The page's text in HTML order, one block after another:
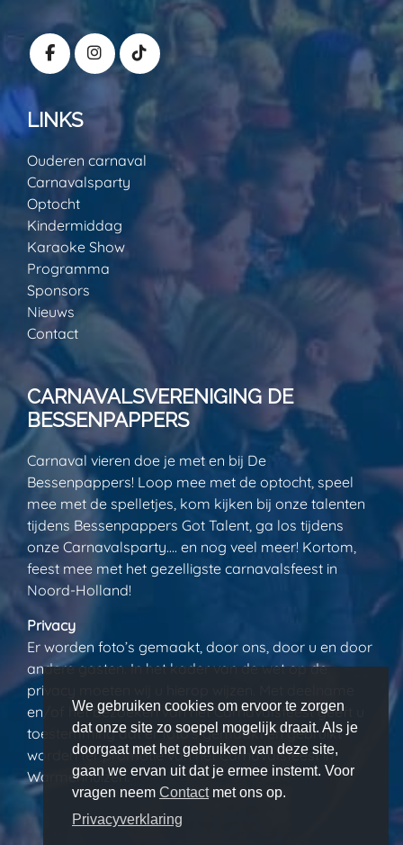
LINKS
Ouderen carnaval
Carnavalsparty
Optocht
Kindermiddag
Karaoke Show
Programma
Sponsors
Nieuws
Contact
CARNAVALSVERENIGING DE
BESSENPAPPERS
Carnaval vieren doe je met en bij De
Bessenpappers! Loop mee met de optocht, speel
mee met de spelletjes, kom kijken bij onze talenten
tijdens Bessenpappers Got Talent, ga los tijdens
onze Carnavalsparty…. en nog veel meer! Kortom,
feest mee met het gezelligste carnavalsfeest in
Noord-Holland!
Privacy
Er worden foto’s gemaakt, door ons, door u en door
andere gasten. In het kader van de wet op de
privacy moeten wij u hierop wijzen. Met deelname
en/of het bezoeken van het Carnavalsfeest geeft u
toestemming dat er foto’s gemaakt en gebruikt
worden ter promotie van het Carnavalsfeest in
Warmenhuizen.
We gebruiken cookies om ervoor te zorgen
dat onze site zo soepel mogelijk draait. Als je
doorgaat met het gebruiken van deze site,
gaan we ervan uit dat je ermee instemt. Voor
vragen neem Contactmet ons op.
Privacyverklaring